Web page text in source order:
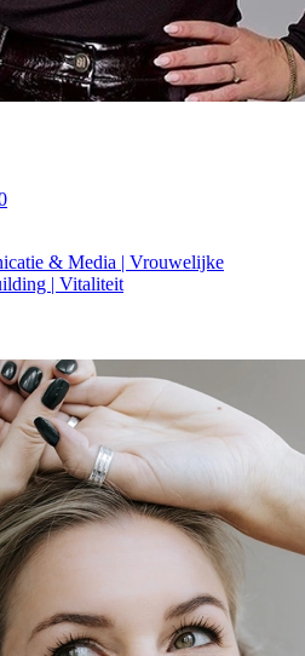
& Media | Vrouwelijke
| Vitaliteit